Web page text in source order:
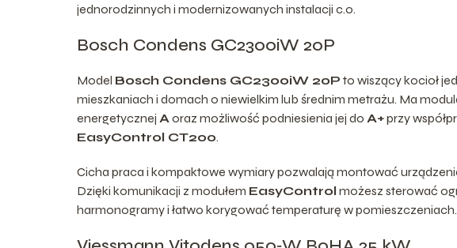
jednorodzinnych i modernizowanych instalacji c.o.
Bosch Condens GC2300iW 20P
Model Bosch Condens GC2300iW 20P to wiszący kocioł
mieszkaniach i domach o niewielkim lub średnim metrażu. Ma
energetycznej Aoraz możliwość podniesienia jej do A+przy
EasyControl CT200.
Cicha praca i kompaktowe wymiary pozwalają montować
Dzięki komunikacji z modułem EasyControl możesz sterować
harmonogramy i łatwo korygować temperaturę w pomieszczeniach.